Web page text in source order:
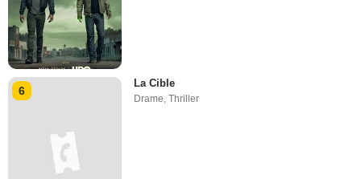
6
La Cible
Drame,Thriller